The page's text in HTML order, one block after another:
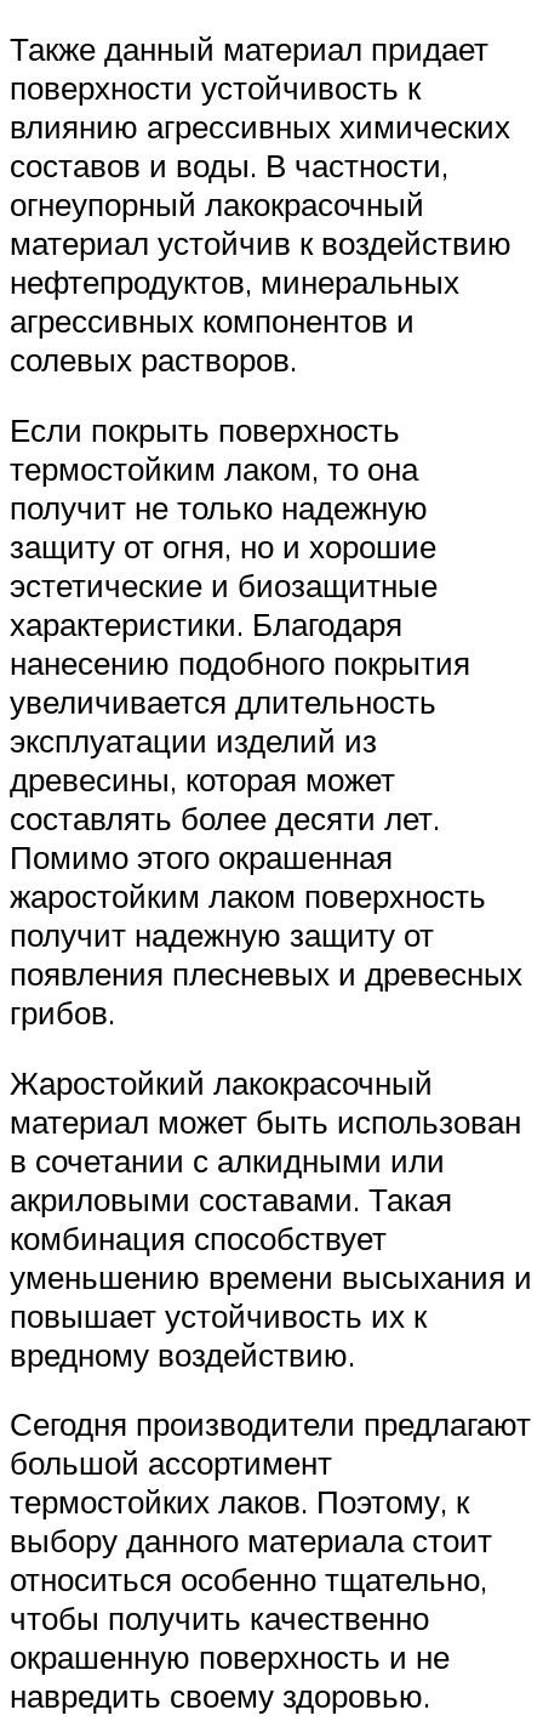
Также данный материал придает
поверхности устойчивость к
влиянию агрессивных химических
составов и воды. В частности,
огнеупорный лакокрасочный
материал устойчив к воздействию
нефтепродуктов, минеральных
агрессивных компонентов и
солевых растворов.
Если покрыть поверхность
термостойким лаком, то она
получит не только надежную
защиту от огня, но и хорошие
эстетические и биозащитные
характеристики. Благодаря
нанесению подобного покрытия
увеличивается длительность
эксплуатации изделий из
древесины, которая может
составлять более десяти лет.
Помимо этого окрашенная
жаростойким лаком поверхность
получит надежную защиту от
появления плесневых и древесных
грибов.
Жаростойкий лакокрасочный
материал может быть использован
в сочетании с алкидными или
акриловыми составами. Такая
комбинация способствует
уменьшению времени высыхания и
повышает устойчивость их к
вредному воздействию.
Сегодня производители предлагают
большой ассортимент
термостойких лаков. Поэтому, к
выбору данного материала стоит
относиться особенно тщательно,
чтобы получить качественно
окрашенную поверхность и не
навредить своему здоровью.